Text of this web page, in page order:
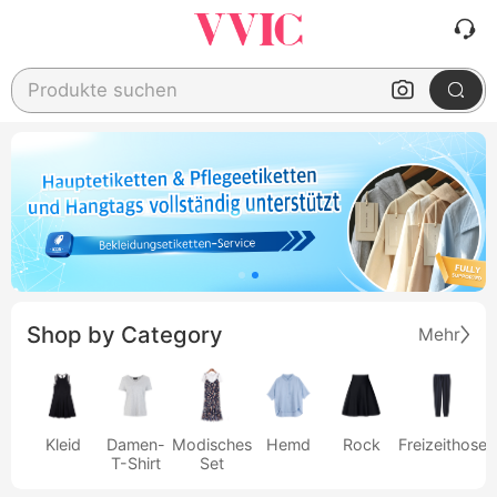
Produkte suchen
Shop by Category Mehr
Kleid
Damen-
T-Shirt
Modisches
Set
Hemd Rock Freizeithose